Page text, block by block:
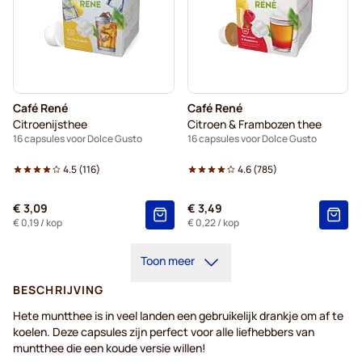
Café René
Citroenijsthee
16 capsules voor Dolce Gusto
4.5(116)
€ 3,09
€ 0,19/ kop
Café René
Citroen & Frambozen thee
16 capsules voor Dolce Gusto
4.6(785)
€ 3,49
€ 0,22/ kop
Toon meer
BESCHRIJVING
Hete muntthee is in veel landen een gebruikelijk drankje om af te
koelen. Deze capsules zijn perfect voor alle liefhebbers van
muntthee die een koude versie willen!